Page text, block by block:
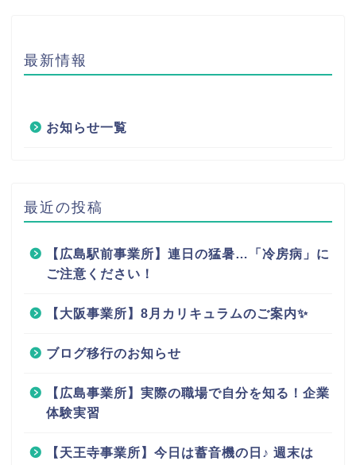
最新情報
お知らせ一覧
最近の投稿
【広島駅前事業所】連日の猛暑…「冷房病」に
ご注意ください！
【大阪事業所】8月カリキュラムのご案内✨
ブログ移行のお知らせ
【広島事業所】実際の職場で自分を知る！企業
体験実習
【天王寺事業所】今日は蓄音機の日♪ 週末は